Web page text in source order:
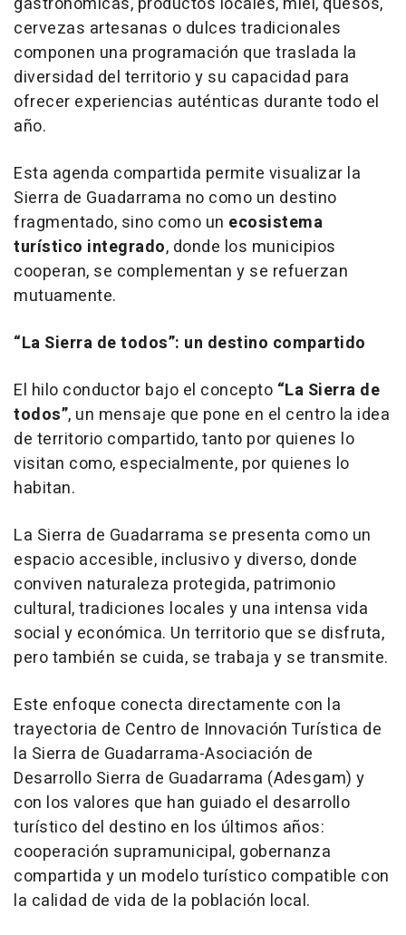
cervezas artesanas o dulces tradicionales
componen una programación que traslada la
diversidad del territorio y su capacidad para
ofrecer experiencias auténticas durante todo el
año.
Esta agenda compartida permite visualizar la
Sierra de Guadarrama no como un destino
fragmentado, sino como un ecosistema
turístico integrado, donde los municipios
cooperan, se complementan y se refuerzan
mutuamente.
“La Sierra de todos”: un destino compartido
El hilo conductor bajo el concepto “La Sierra de
todos”, un mensaje que pone en el centro la idea
de territorio compartido, tanto por quienes lo
visitan como, especialmente, por quienes lo
habitan.
La Sierra de Guadarrama se presenta como un
espacio accesible, inclusivo y diverso, donde
conviven naturaleza protegida, patrimonio
cultural, tradiciones locales y una intensa vida
social y económica. Un territorio que se disfruta,
pero también se cuida, se trabaja y se transmite.
Este enfoque conecta directamente con la
trayectoria de Centro de Innovación Turística de
la Sierra de Guadarrama-Asociación de
Desarrollo Sierra de Guadarrama (Adesgam) y
con los valores que han guiado el desarrollo
turístico del destino en los últimos años:
cooperación supramunicipal, gobernanza
compartida y un modelo turístico compatible con
la calidad de vida de la población local.